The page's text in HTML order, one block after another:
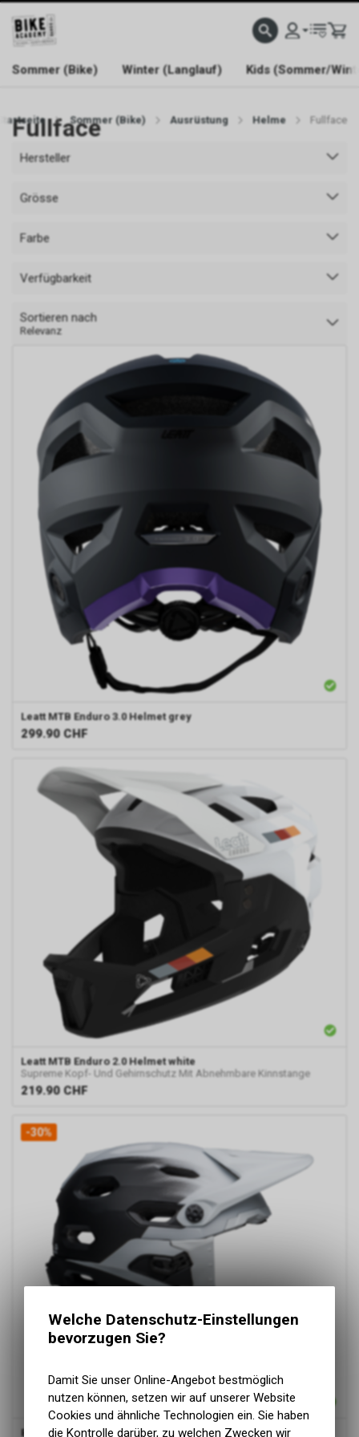
WELCOME TO BIKE ACADEMY
Sommer (Bike) Winter (Langlauf) Kids (Sommer/
Sommer (Bike) Ausrüstung Helme Fullface
Fullface
Hersteller
Grösse
Farbe
Verfügbarkeit
Sortieren nach
Relevanz
Leatt MTB Enduro 3.0 Helmet grey
299.90 CHF
Leatt MTB Enduro 2.0 Helmet white
Supreme Kopf- Und Gehirnschutz Mit Abnehmbare Kinnstange
219.90 CHF
-30%
Bell Super DH Spherical MIPS Helmet, matte black/white
Welche Datenschutz-Einstellungen
bevorzugen Sie?
Damit Sie unser Online-Angebot bestmöglich
nutzen können, setzen wir auf unserer Website
Cookies und ähnliche Technologien ein. Sie haben
die Kontrolle darüber, zu welchen Zwecken wir